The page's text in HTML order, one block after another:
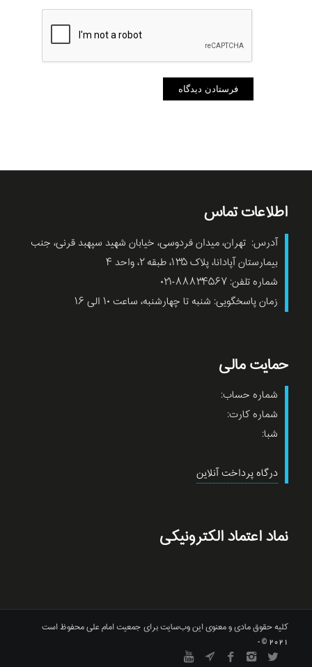
اطلاعات تماس
آدرس: تهران، میدان فردوسی، خیابان شهید سپهبد قرنی، جنب
بیمارستان آپادانا، پلاک ۱۳۵، طبقه ۲، واحد ۴
شماره تلفن: ۸۸۸۳۴۵۶۷-۰۲۱
زمان پاسخگویی: شنبه تا چهارشنبه، ساعت ۱۰ الی ۱۶
حمایت مالی
شماره حساب:
شماره کارت:
شبا:
درگاه پرداخت آنلاین
نماد اعتماد الکترونیکی
کلیه حقوق مادی و معنوی این وب‌سایت برای جمعیت امام علی محفوظ است
2021 © -